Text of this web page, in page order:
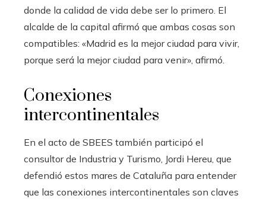
donde la calidad de vida debe ser lo primero. El
alcalde de la capital afirmó que ambas cosas son
compatibles: «Madrid es la mejor ciudad para vivir,
porque será la mejor ciudad para venir», afirmó.
Conexiones
intercontinentales
En el acto de SBEES también participó el
consultor de Industria y Turismo, Jordi Hereu, que
defendió estos mares de Cataluña para entender
que las conexiones intercontinentales son claves